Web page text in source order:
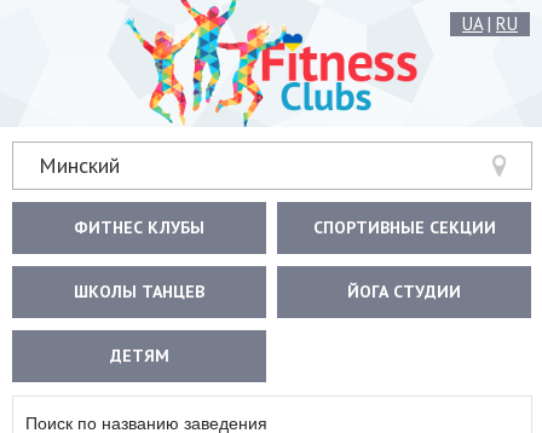
UA| RU
Минский
ФИТНЕС КЛУБЫ СПОРТИВНЫЕ СЕКЦИИ
ШКОЛЫ ТАНЦЕВ ЙОГА СТУДИИ
ДЕТЯМ